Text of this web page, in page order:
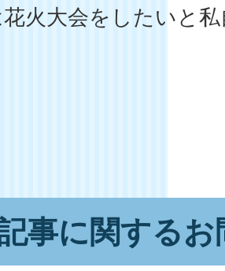
火大会をしたいと
事に関する